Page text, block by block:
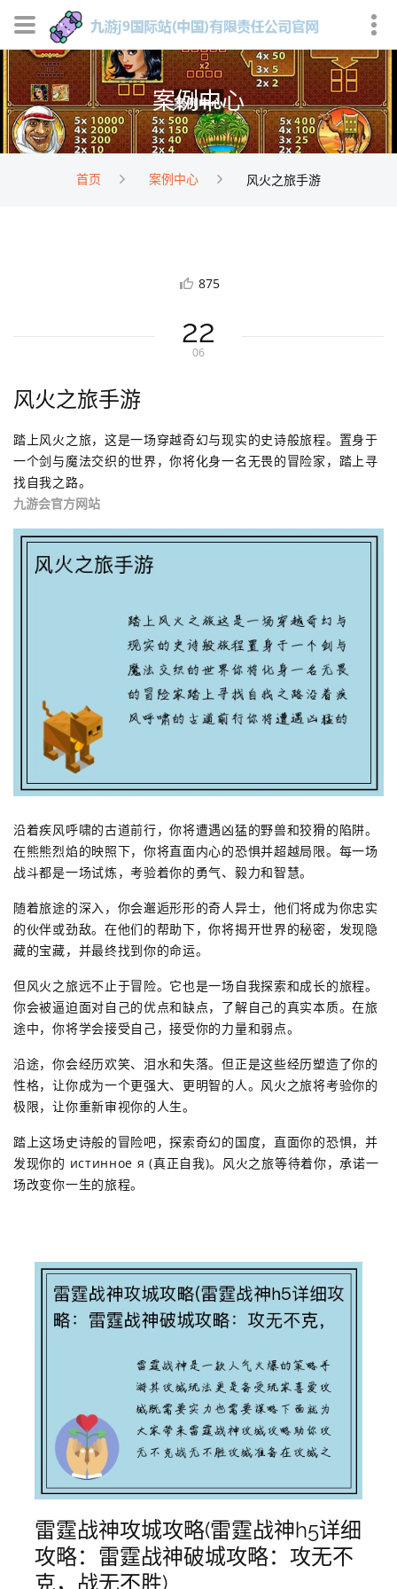
案例中心
首页 案例中心 风火之旅手游
875
22
06
风火之旅手游
踏上风火之旅，这是一场穿越奇幻与现实的史诗般旅程。置身于
一个剑与魔法交织的世界，你将化身一名无畏的冒险家，踏上寻
找自我之路。
九游会官方网站
沿着疾风呼啸的古道前行，你将遭遇凶猛的野兽和狡猾的陷阱。
在熊熊烈焰的映照下，你将直面内心的恐惧并超越局限。每一场
战斗都是一场试炼，考验着你的勇气、毅力和智慧。
随着旅途的深入，你会邂逅形形的奇人异士，他们将成为你忠实
的伙伴或劲敌。在他们的帮助下，你将揭开世界的秘密，发现隐
藏的宝藏，并最终找到你的命运。
但风火之旅远不止于冒险。它也是一场自我探索和成长的旅程。
你会被逼迫面对自己的优点和缺点，了解自己的真实本质。在旅
途中，你将学会接受自己，接受你的力量和弱点。
沿途，你会经历欢笑、泪水和失落。但正是这些经历塑造了你的
性格，让你成为一个更强大、更明智的人。风火之旅将考验你的
极限，让你重新审视你的人生。
踏上这场史诗般的冒险吧，探索奇幻的国度，直面你的恐惧，并
发现你的 истинное я (真正自我)。风火之旅等待着你，承诺一
场改变你一生的旅程。
雷霆战神攻城攻略(雷霆战神h5详细
攻略：雷霆战神破城攻略：攻无不
克，战无不胜)